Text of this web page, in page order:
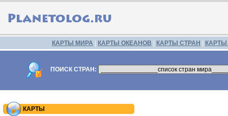
КАРТЫ МИРА КАРТЫ ОКЕАНОВ КАРТЫ СТРАН
ПОИСК СТРАН:
КАРТЫ